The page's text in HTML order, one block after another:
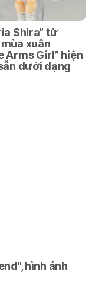
Shira” từ
xuân
Arms Girl” hiện
dưới dạng
hình ảnh